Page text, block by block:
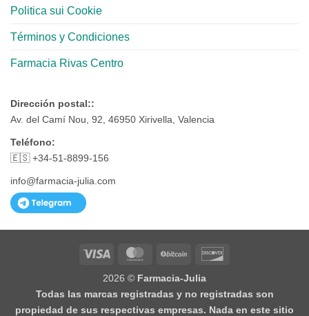
Politica sui Cookie
Términos y Condiciones
Farmacia Rivas Centro
Dirección postal::
Av. del Camí Nou, 92, 46950 Xirivella, Valencia
Teléfono:
🇪🇸 +34-51-8899-156
info@farmacia-julia.com
Visa MasterCardBitCoin
2026 © Farmacia-Julia
Todas las marcas registradas y no registradas son
propiedad de sus respectivas empresas. Nada en este sitio